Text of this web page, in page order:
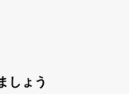
しょう